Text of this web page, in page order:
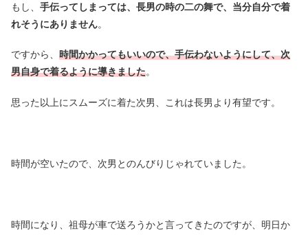
もし、 手伝ってしまっては、長男の時の二の舞で、当分自分で着
れそうにありません。
ですから、 時間かかってもいいので、手伝わないようにして、次
男自身で着るように導きました。
思った以上にスムーズに着た次男、これは長男より有望です。
時間が空いたので、次男とのんびりじゃれていました。
時間になり、祖母が車で送ろうかと言ってきたのですが、明日か